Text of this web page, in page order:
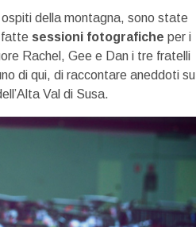
della montagna, sono state
fatte sessioni fotografiche per i
Rachel, Gee e Dan i tre fratelli
di qui, di raccontare aneddoti su
Val di Susa.